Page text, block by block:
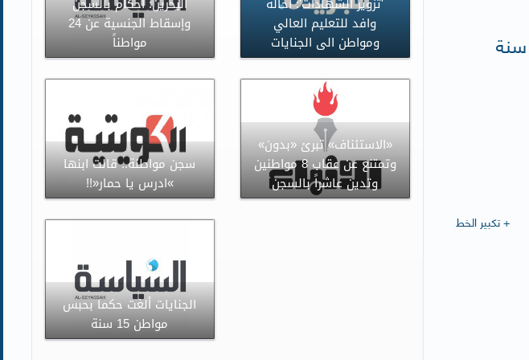
جريدة النهار : 'الجنايات' قضت باعفاء مواطن من السجن 48 سنة
+ تكبير الخط
وإسقاط الجنسية عن 24
مواطناً
وافد للتعليم العالي
ومواطن الى الجنايات
سجن مواطنة.. قالت ابنها
»ادرس يا حمار«!!
«الاستئناف» تبرئ «بدون»
وتمتنع عن عقاب 8 مواطنين
وتدين عاشراً بالسجن
الجنايات ألغت حكما بحبس
مواطن 15 سنة